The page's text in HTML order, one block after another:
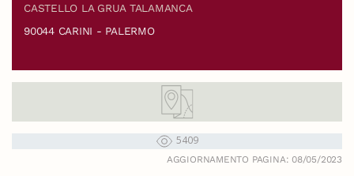
CASTELLO LA GRUA TALAMANCA
90044 CARINI - PALERMO
5409
AGGIORNAMENTO PAGINA: 08/05/2023